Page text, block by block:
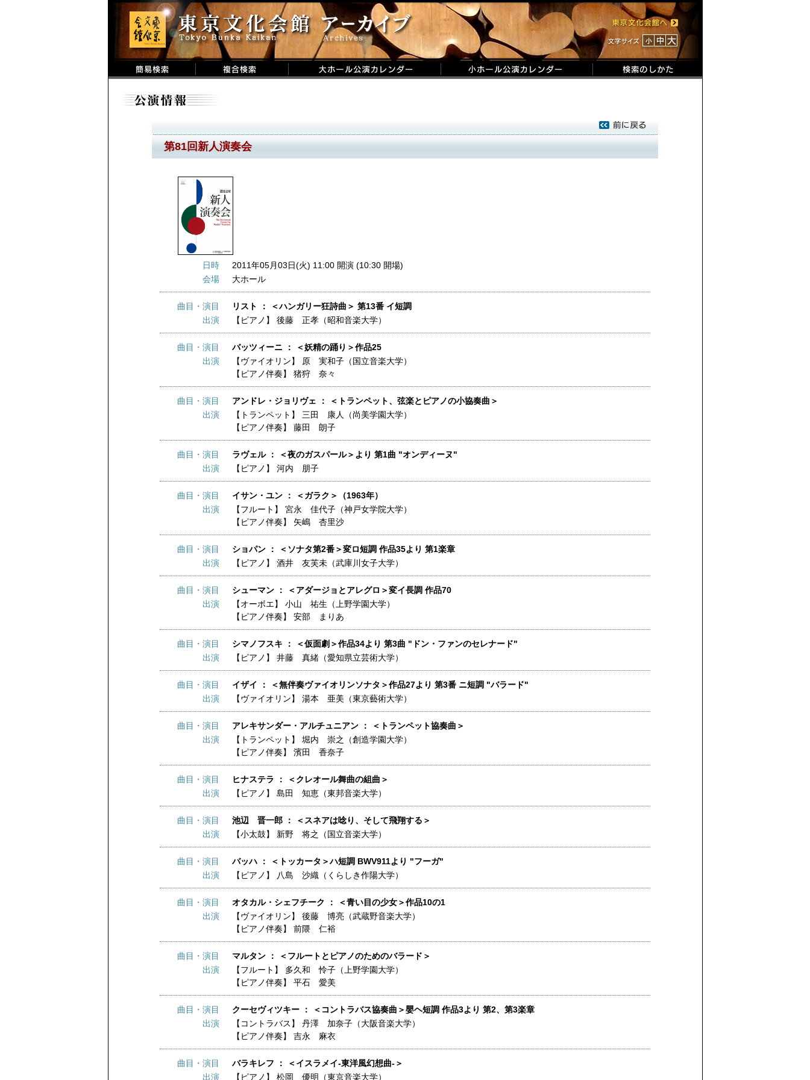
第81回新人演奏会
日時
2011年05月03日(火) 11:00 開演 (10:30 開場)
会場
大ホール
曲目・演目
リスト ： ＜ハンガリー狂詩曲＞ 第13番 イ短調
出演
【ピアノ】 後藤 正孝（昭和音楽大学）
曲目・演目
バッツィーニ ： ＜妖精の踊り＞作品25
出演
【ヴァイオリン】
原 実和子（国立音楽大学）
【ピアノ伴奏】 猪狩 奈々
曲目・演目
アンドレ・ジョリヴェ ： ＜トランペット、弦楽とピアノの小協奏曲＞
出演
【トランペット】 三田 康人（尚美学園大学）
【ピアノ伴奏】 藤田 朗子
曲目・演目
ラヴェル ： ＜夜のガスパール＞より 第1曲 "オンディーヌ"
出演
【ピアノ】 河内 朋子
曲目・演目
イサン・ユン ： ＜ガラク＞（1963年）
出演
【フルート】 宮永 佳代子（神戸女学院大学）
【ピアノ伴奏】 矢嶋 杏里沙
曲目・演目
ショパン ： ＜ソナタ第2番＞変ロ短調 作品35より 第1楽章
出演
【ピアノ】 酒井 友芙未（武庫川女子大学）
曲目・演目
シューマン ： ＜アダージョとアレグロ＞変イ長調 作品70
出演
【オーボエ】 小山 祐生（上野学園大学）
【ピアノ伴奏】 安部 まりあ
曲目・演目
シマノフスキ ： ＜仮面劇＞作品34より 第3曲 "ドン・ファンのセレナード"
出演
【ピアノ】 井藤 真緒（愛知県立芸術大学）
曲目・演目
イザイ ： ＜無伴奏ヴァイオリンソナタ＞作品27より 第3番 ニ短調 "バラード"
出演
【ヴァイオリン】 湯本 亜美（東京藝術大学）
曲目・演目
アレキサンダー・アルチュニアン ： ＜トランペット協奏曲＞
出演
【トランペット】 堀内 崇之（創造学園大学）
【ピアノ伴奏】 濱田 香奈子
曲目・演目
ヒナステラ ： ＜クレオール舞曲の組曲＞
出演
【ピアノ】 島田 知恵（東邦音楽大学）
曲目・演目
池辺 晋一郎 ： ＜スネアは唸り、そして飛翔する＞
出演
【小太鼓】 新野 将之（国立音楽大学）
曲目・演目
バッハ ： ＜トッカータ＞ハ短調 BWV911より "フーガ"
出演
【ピアノ】 八島 沙織（くらしき作陽大学）
曲目・演目
オタカル・シェフチーク ： ＜青い目の少女＞作品10の1
出演
【ヴァイオリン】 後藤 博亮（武蔵野音楽大学）
【ピアノ伴奏】 前隈 仁裕
曲目・演目
マルタン ： ＜フルートとピアノのためのバラード＞
出演
【フルート】 多久和 怜子（上野学園大学）
【ピアノ伴奏】 平石 愛美
曲目・演目
クーセヴィツキー ： ＜コントラバス協奏曲＞嬰ヘ短調 作品3より 第2、第3楽章
出演
【コントラバス】 丹澤 加奈子（大阪音楽大学）
【ピアノ伴奏】 吉永 麻衣
曲目・演目
バラキレフ ： ＜イスラメイ-東洋風幻想曲-＞
出演
【ピアノ】 松岡 優明（東京音楽大学）